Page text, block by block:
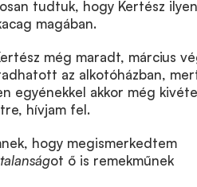
tudtuk, hogy Kertész
magában.
még maradt, március
az alkotóházban,
egyénekkel akkor még
hívjam fel.
hogy megismerkedtem
ot ő is remekműnek